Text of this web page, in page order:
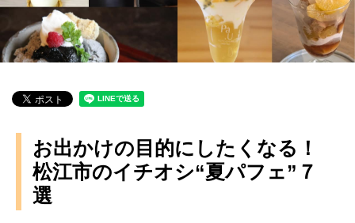
お出かけの目的にしたくなる！
松江市のイチオシ“夏パフェ”７
選